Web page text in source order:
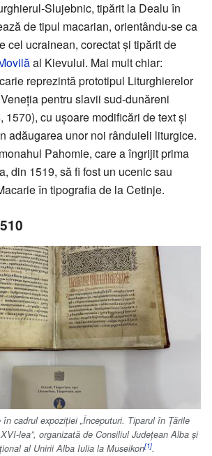
Slujebnic, tipărit la Dealu în
de tipul macarian, orientându-se ca
cel ucrainean, corectat și tipărit de
al Kievului. Mai mult chiar:
reprezintă prototipul Liturghierelor
pentru slavii sud-dunăreni
1570), cu ușoare modificări de text și
adăugarea unor noi rânduieli liturgice.
Pahomie, care a îngrijit prima
din 1519, să fi fost un ucenic sau
în tipografia de la Cetinje.
cadrul expoziției „Începuturi. Tiparul în Țările
lea”, organizată de Consiliul Județean Alba și
al Unirii Alba Iulia la Museikon[1].